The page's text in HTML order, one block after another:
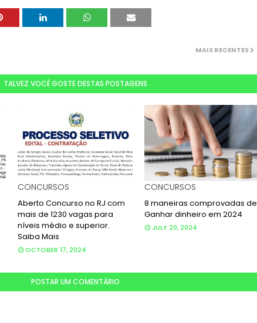
MAIS RECENTES
TALVEZ VOCÊ GOSTE DESTAS POSTAGENS
CONCURSOS
Aberto Concurso no RJ com
mais de 1230 vagas para
níveis médio e superior.
Saiba Mais
OCTOBER 17, 2024
CONCURSOS
8 maneiras comprovadas de
Ganhar dinheiro em 2024
JULY 20, 2024
POSTAR UM COMENTÁRIO